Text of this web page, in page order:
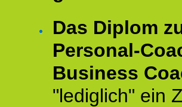
Das Diplom
Personal-
Business
"lediglich" ein